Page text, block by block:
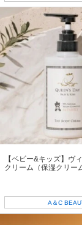
【ベビー&キッズ】ヴ
クリーム（保湿クリー
A＆C